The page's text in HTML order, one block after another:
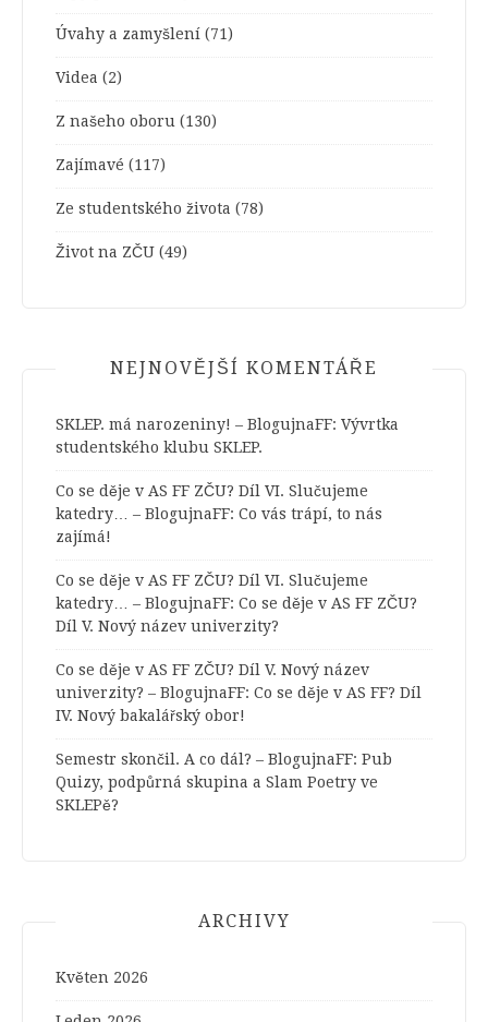
Úvahy a zamyšlení (71)
Videa (2)
Z našeho oboru (130)
Zajímavé (117)
Ze studentského života (78)
Život na ZČU (49)
NEJNOVĚJŠÍ KOMENTÁŘE
SKLEP. má narozeniny! – BlogujnaFF: Vývrtka
studentského klubu SKLEP.
Co se děje v AS FF ZČU? Díl VI. Slučujeme
katedry… – BlogujnaFF: Co vás trápí, to nás
zajímá!
Co se děje v AS FF ZČU? Díl VI. Slučujeme
katedry… – BlogujnaFF: Co se děje v AS FF ZČU?
Díl V. Nový název univerzity?
Co se děje v AS FF ZČU? Díl V. Nový název
univerzity? – BlogujnaFF: Co se děje v AS FF? Díl
IV. Nový bakalářský obor!
Semestr skončil. A co dál? – BlogujnaFF: Pub
Quizy, podpůrná skupina a Slam Poetry ve
SKLEPě?
ARCHIVY
Květen 2026